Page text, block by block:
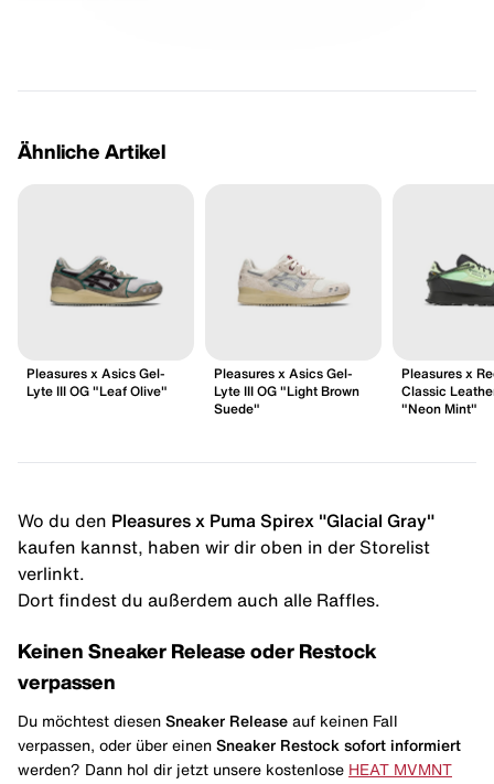
Ähnliche Artikel
Pleasures x Asics Gel-
Lyte III OG "Leaf Olive"
Pleasures x Asics Gel-
Lyte III OG "Light Brown
Suede"
Pleasures x
Classic
"Neon Mint"
Wo du den Pleasures x Puma Spirex "Glacial Gray"
kaufen kannst, haben wir dir oben in der Storelist
verlinkt.
Dort findest du außerdem auch alle Raffles.
Keinen Sneaker Release oder Restock
verpassen
Du möchtest diesen Sneaker Release auf keinen Fall
verpassen, oder über einen Sneaker Restock sofort informiert
werden? Dann hol dir jetzt unsere kostenlose HEAT MVMNT